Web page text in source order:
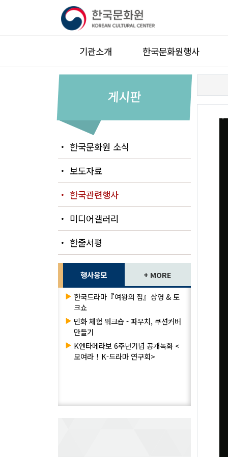
기관소개 한국문화원행사
게시판
・ 한국문화원 소식
・ 보도자료
・ 한국관련행사
・ 미디어갤러리
・ 한줄서평
행사응모 + MORE
▶ 한국드라마『여왕의 집』상영 & 토
크쇼
▶ 민화 체험 워크숍 - 파우치, 쿠션커버
만들기
▶ K엔타메라보 6주년기념 공개녹화 <
모여라！K-드라마 연구회>